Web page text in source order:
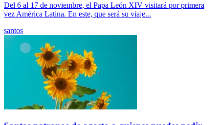
Del 6 al 17 de noviembre, el Papa León XIV visitará por primera
vez América Latina. En este, que será su viaje...
santos